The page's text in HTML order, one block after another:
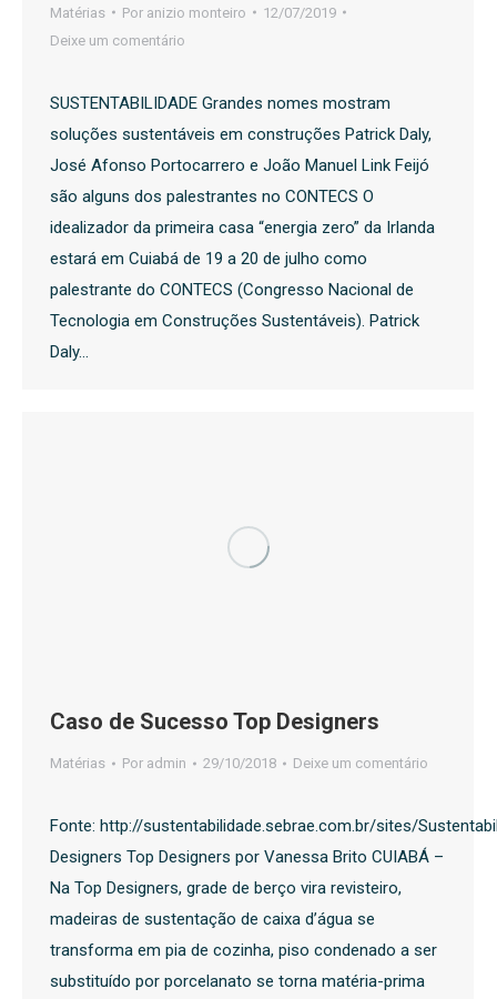
Matérias Por anizio monteiro
12/07/2019
Deixe um comentário
SUSTENTABILIDADE Grandes nomes mostram
soluções sustentáveis em construções Patrick Daly,
José Afonso Portocarrero e João Manuel Link Feijó
são alguns dos palestrantes no CONTECS O
idealizador da primeira casa “energia zero” da Irlanda
estará em Cuiabá de 19 a 20 de julho como
palestrante do CONTECS (Congresso Nacional de
Tecnologia em Construções Sustentáveis). Patrick
Daly…
Caso de Sucesso Top Designers
Matérias Por admin 29/10/2018 Deixe um comentário
Fonte: http://sustentabilidade.sebrae.com.br/sites/
Designers Top Designers por Vanessa Brito CUIABÁ –
Na Top Designers, grade de berço vira revisteiro,
madeiras de sustentação de caixa d’água se
transforma em pia de cozinha, piso condenado a ser
substituído por porcelanato se torna matéria-prima